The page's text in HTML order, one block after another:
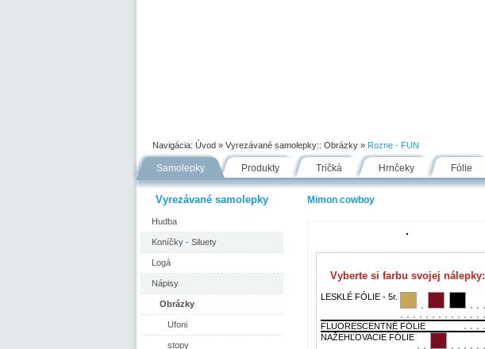
Navigácia: Úvod » Vyrezávané samolepky:: Obrázky » Rozne - FUN
Samolepky Produkty Tričká Hrnčeky Fólie
Vyrezávané samolepky
Hudba
Koníčky - Siluety
Logá
Nápisy
Obrázky
Ufoni
stopy
Mimon cowboy
Vyberte si farbu svojej nálepky:
LESKLÉ FÓLIE - 5r.
FLUORESCENTNÉ FÓLIE
NAŽEHĽOVACIE FÓLIE